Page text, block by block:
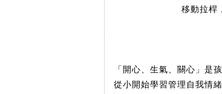
移動拉桿
「開心、生氣、關心」是
從小開始學習管理自我情